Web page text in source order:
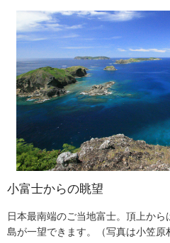
小富士からの眺望
日本最南端のご当地富士。頂上か
島が一望できます。（写真は小笠原
お昼寝カメさん（姪島）
人が行くことがない浜ではアオウ
こともしばしば。2013年9月2日撮
姉島の海の中
母島列島の海は本当に豊かです。
ウメイロモドキの大群に遭遇。青い
ビーチリゾート！？（平島）
平島の白い砂浜にヤシの影がくっ
実は1月の写真です。2018年1月17
旧ヘリポートの夜空
本土から遠く空気が澄み、人工光
川が綺麗に見られます。（写真は小
鮫ヶ崎展望台
沖港の端にある展望台。ははじま
チングも楽しめます。（写真は小笠
石門から見る大崩湾
石門から見る大崩湾。2021年6月8
より提供）
石門ドリーネと虹
固有植物の宝庫、石門の核心部「ド
8月29日撮影（写真は東京都レンジ
東港付近の戦跡
硫黄島と本土の間に位置した小笠
されています。（写真は小笠原村観
母島の東側
東崎から見る乳房山方面の景色。
レンジャーより提供）
霧の森
霧に覆われた石門入口。2021年6月
ャーより提供）
脇浜なぎさ公園
ははじま丸発着所からすぐの海浜
に出会うことも。（写真は小笠原村
母島遠景（妹島）
妹島から見る母島。2019年12月19
より提供）
母島集落
母島の集落はははじま丸の発着す
す。（写真は小笠原村観光局より提